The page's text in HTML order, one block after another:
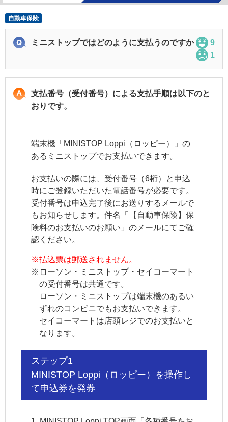
自動車保険
ミニストップではどのように支払うのですか
9
1
支払番号（受付番号）による支払手順は以下のと
おりです。
端末機「MINISTOP Loppi（ロッピー）」の
あるミニストップでお支払いできます。
お支払いの際には、受付番号（6桁）と申込
時にご登録いただいた電話番号が必要です。
受付番号は申込完了後にお送りするメールで
もお知らせします。件名「【自動車保険】保
険料のお支払いのお願い」のメールにてご確
認ください。
※払込票は郵送されません。
※ ローソン・ミニストップ・セイコーマート
の受付番号は共通です。
ローソン・ミニストップは端末機のあるい
ずれのコンビニでもお支払いできます。
セイコーマートは店頭レジでのお支払いと
なります。
ステップ1
MINISTOP Loppi（ロッピー）を操作し
て申込券を発券